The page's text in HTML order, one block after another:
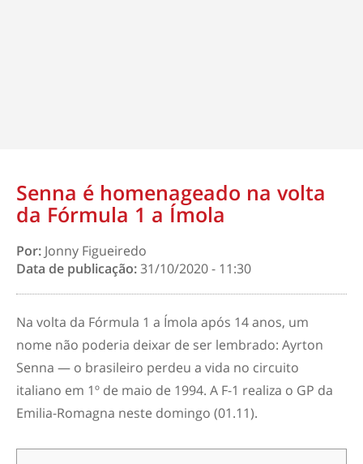
Senna é homenageado na volta
da Fórmula 1 a Ímola
Por: Jonny Figueiredo
Data de publicação:31/10/2020 - 11:30
Na volta da Fórmula 1 a Ímola após 14 anos, um
nome não poderia deixar de ser lembrado: Ayrton
Senna — o brasileiro perdeu a vida no circuito
italiano em 1º de maio de 1994. A F-1 realiza o GP da
Emilia-Romagna neste domingo (01.11).